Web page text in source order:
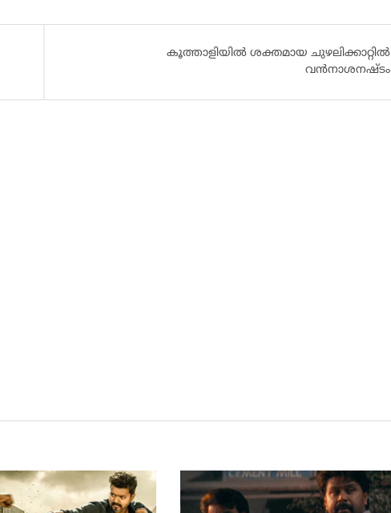
കൂത്താളിയിൽ ശക്തമായ ചുഴലിക്കാറ്റിൽ
വൻനാശനഷ്ടം